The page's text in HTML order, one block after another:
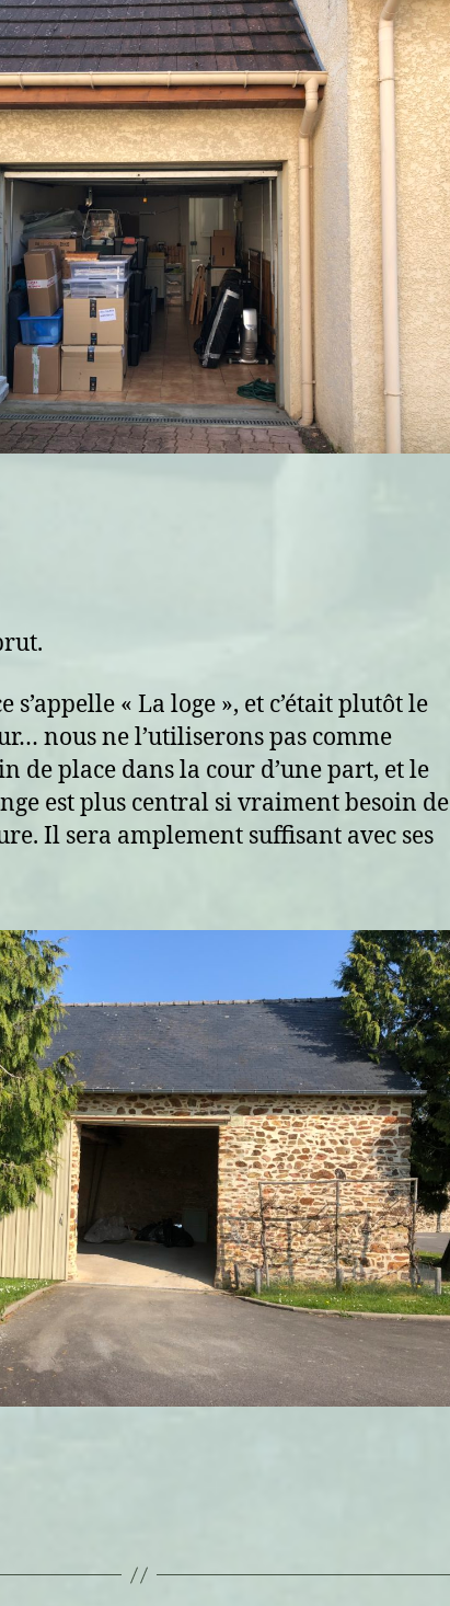
s’appelle « La loge », et c’était plutôt le
nous ne l’utiliserons pas comme
de place dans la cour d’une part, et le
est plus central si vraiment besoin de
Il sera amplement suffisant avec ses